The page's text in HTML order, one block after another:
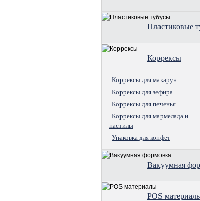
Пластиковые
Коррексы
Коррексы для макарун
Коррексы для зефира
Коррексы для печенья
Коррексы для мармелада и
пастилы
Упаковка для конфет
Вакуумная
POS